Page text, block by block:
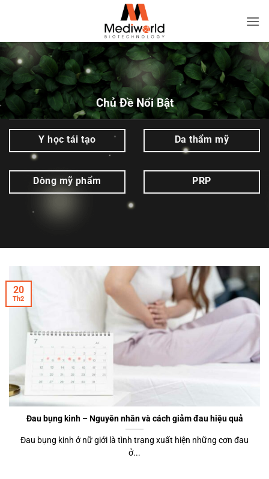
dunguống
hỗ
trợ
bảo
vệ
sức
khỏe
|
Mediworld
Chủ Đề Nổi Bật
Y học tái tạo Da thẩm mỹ
Dòng mỹ phẩm PRP
Đau bụng kinh – Nguyên nhân và cách giảm đau hiệu quả
Đau bụng kinh ở nữ giới là tình trạng xuất hiện những cơn đau
ở...
20
Th2